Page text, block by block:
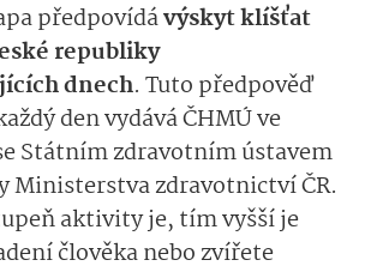
předpovídávýskyt klíšťat
republiky
dnech. Tuto předpověď
den vydává ČHMÚ ve
Státním zdravotním ústavem
Ministerstva zdravotnictví ČR.
aktivity je, tím vyšší je
člověka nebo zvířete